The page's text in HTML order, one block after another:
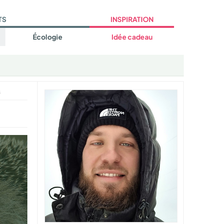
Écologie
INSPIRATION
Idée cadeau